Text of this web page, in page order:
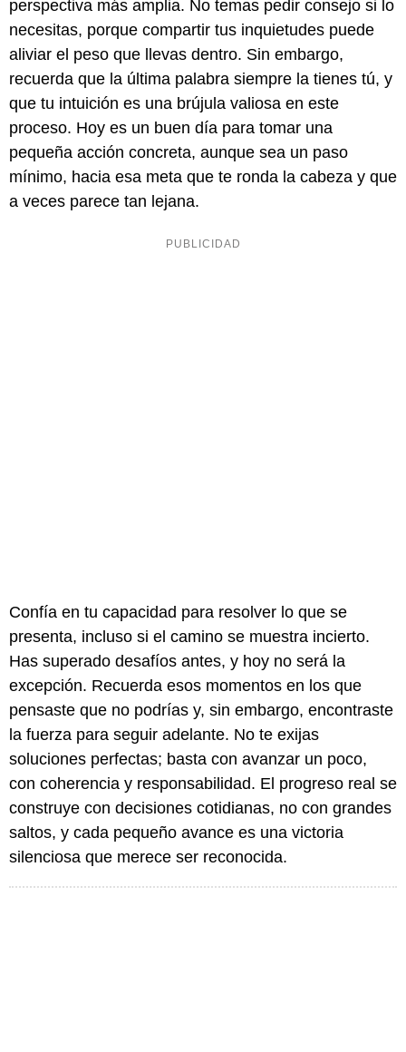
perspectiva más amplia. No temas pedir consejo si lo
necesitas, porque compartir tus inquietudes puede
aliviar el peso que llevas dentro. Sin embargo,
recuerda que la última palabra siempre la tienes tú, y
que tu intuición es una brújula valiosa en este
proceso. Hoy es un buen día para tomar una
pequeña acción concreta, aunque sea un paso
mínimo, hacia esa meta que te ronda la cabeza y que
a veces parece tan lejana.
Confía en tu capacidad para resolver lo que se
presenta, incluso si el camino se muestra incierto.
Has superado desafíos antes, y hoy no será la
excepción. Recuerda esos momentos en los que
pensaste que no podrías y, sin embargo, encontraste
la fuerza para seguir adelante. No te exijas
soluciones perfectas; basta con avanzar un poco,
con coherencia y responsabilidad. El progreso real se
construye con decisiones cotidianas, no con grandes
saltos, y cada pequeño avance es una victoria
silenciosa que merece ser reconocida.